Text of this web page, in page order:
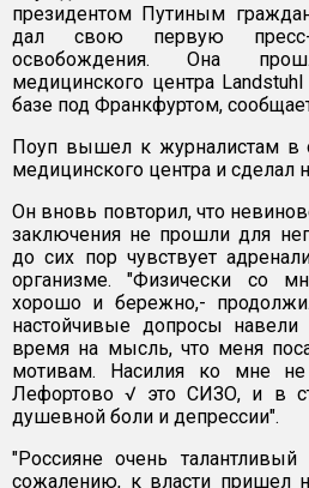
президентом Путиным
дал свою первую пресс-
освобождения. Она
медицинского центра
базе под Франкфуртом,
Поуп вышел к журналистам в
медицинского центра и сделал
Он вновь повторил, что
заключения не прошли для
до сих пор чувствует
организме. "Физически со
хорошо и бережно,-
настойчивые допросы
время на мысль, что меня
мотивам. Насилия ко мне не
Лефортово √ это СИЗО, и в
душевной боли и депрессии".
"Россияне очень
сожалению, к власти пришел